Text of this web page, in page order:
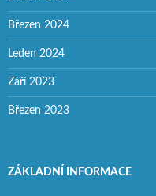
Březen 2024
Leden 2024
Září 2023
Březen 2023
ZÁKLADNÍ INFORMACE